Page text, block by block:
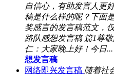
自信心，有助发言人更
稿是什么样的呢？下面
奖感言的发言稿范文，
路队感想发言稿 篇1尊
仁：大家晚上好！今日...
想发言稿
网络即兴发言稿 随着社